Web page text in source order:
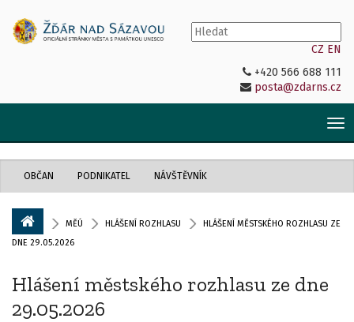
CZ EN
+420 566 688 111
posta@zdarns.cz
OBČAN PODNIKATEL NÁVŠTĚVNÍK
MĚÚ HLÁŠENÍ ROZHLASU
HLÁŠENÍ MĚSTSKÉHO ROZHLASU ZE
DNE 29.05.2026
Hlášení městského rozhlasu ze dne
29.05.2026